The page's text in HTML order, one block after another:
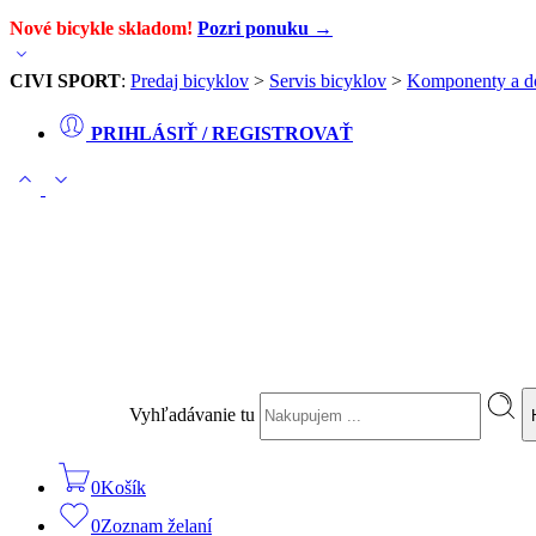
Nové bicykle skladom! Pozri ponuku →
CIVI SPORT: Predaj bicyklov > Servis bicyklov > Komponenty a
PRIHLÁSIŤ / REGISTROVAŤ
Vyhľadávanie tu
0Košík
0Zoznam želaní